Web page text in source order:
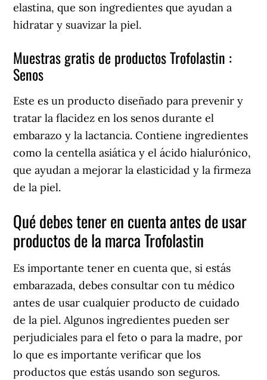
elastina, que son ingredientes que ayudan a
hidratar y suavizar la piel.
Muestras gratis de productos Trofolastin :
Senos
Este es un producto diseñado para prevenir y
tratar la flacidez en los senos durante el
embarazo y la lactancia. Contiene ingredientes
como la centella asiática y el ácido hialurónico,
que ayudan a mejorar la elasticidad y la firmeza
de la piel.
Qué debes tener en cuenta antes de usar
productos de la marca Trofolastin
Es importante tener en cuenta que, si estás
embarazada, debes consultar con tu médico
antes de usar cualquier producto de cuidado
de la piel. Algunos ingredientes pueden ser
perjudiciales para el feto o para la madre, por
lo que es importante verificar que los
productos que estás usando son seguros.